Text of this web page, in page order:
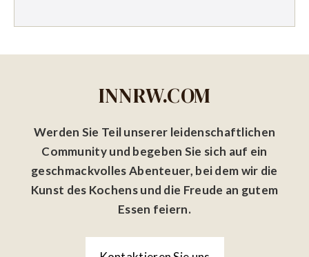
INNRW.COM
Werden Sie Teil unserer leidenschaftlichen
Community und begeben Sie sich auf ein
geschmackvolles Abenteuer, bei dem wir die
Kunst des Kochens und die Freude an gutem
Essen feiern.